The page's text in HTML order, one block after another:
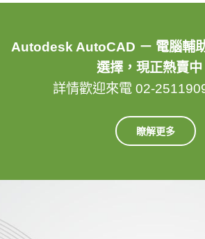
Autodesk AutoCAD － 電腦輔
選擇，現正熱賣中
詳情歡迎來電 02-
瞭解更多